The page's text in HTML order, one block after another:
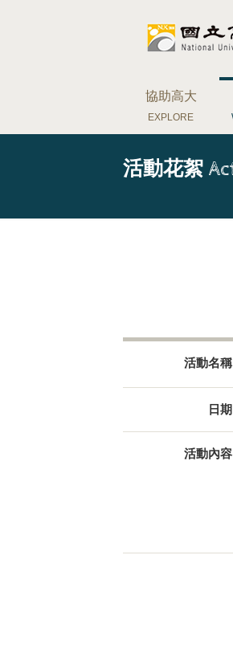
協助高大
EXPLORE
活動花絮
活動名
日
活動內